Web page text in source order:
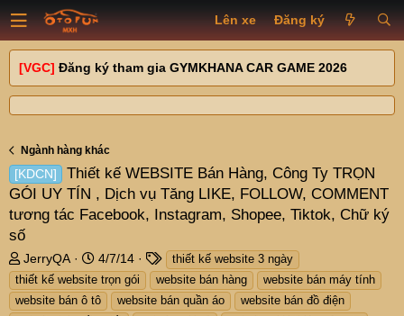
Lên xe Đăng ký
[VGC] Đăng ký tham gia GYMKHANA CAR GAME 2026
Ngành hàng khác
[KDCN]
Thiết kế WEBSITE Bán Hàng, Công Ty TRỌN
GÓI UY TÍN , Dịch vụ Tăng LIKE, FOLLOW, COMMENT
tương tác Facebook, Instagram, Shopee, Tiktok, Chữ ký
số
T
h
r
e
JerryQA
N
g
à
y
4/7/14
T
a
g
s
thiết kế website 3 ngày
thiết kế website trọn gói
website bán hàng
website bán máy tính
website bán ô tô
website bán quần áo
website bán đồ điện